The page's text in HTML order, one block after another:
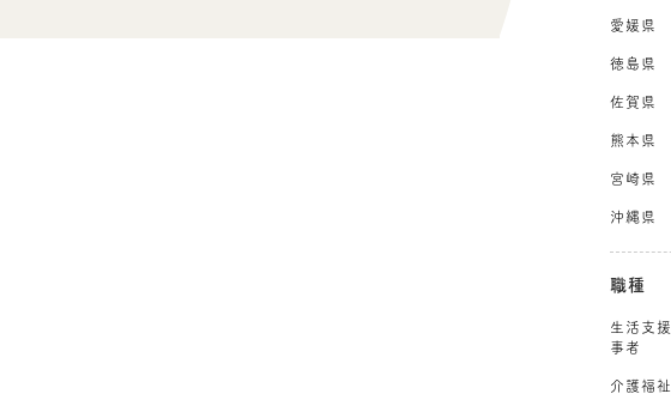
愛媛県
徳島県
佐賀県
熊本県
宮崎県
沖縄県
職種
生活支
事者
介護福